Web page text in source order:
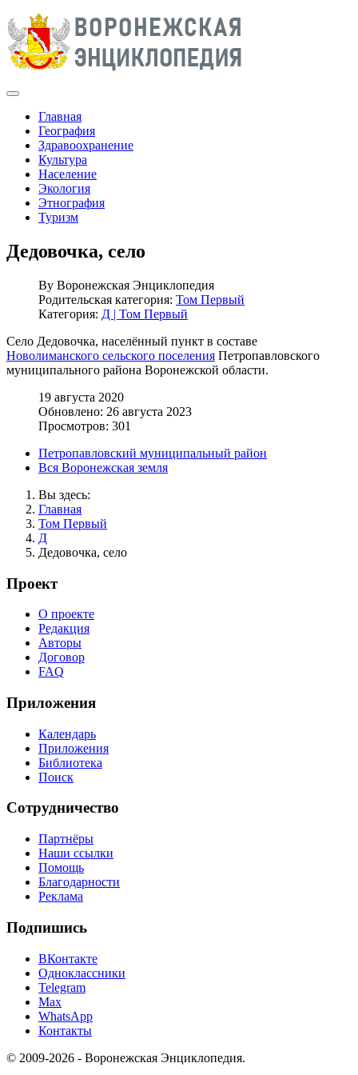
Главная
География
Здравоохранение
Культура
Население
Экология
Этнография
Туризм
Дедовочка, село
By Воронежская Энциклопедия
Родительская категория: Том Первый
Категория: Д | Том Первый
Село Дедовочка, населённый пункт в составе
Новолиманского сельского поселения Петропавловского
муниципального района Воронежской области.
19 августа 2020
Обновлено: 26 августа 2023
Просмотров: 301
Петропавловский муниципальный район
Вся Воронежская земля
Вы здесь:
Главная
Том Первый
Д
Дедовочка, село
Проект
О проекте
Редакция
Авторы
Договор
FAQ
Приложения
Календарь
Приложения
Библиотека
Поиск
Сотрудничество
Партнёры
Наши ссылки
Помощь
Благодарности
Реклама
Подпишись
ВКонтакте
Одноклассники
Telegram
Max
WhatsApp
Контакты
© 2009-2026 - Воронежская Энциклопедия.